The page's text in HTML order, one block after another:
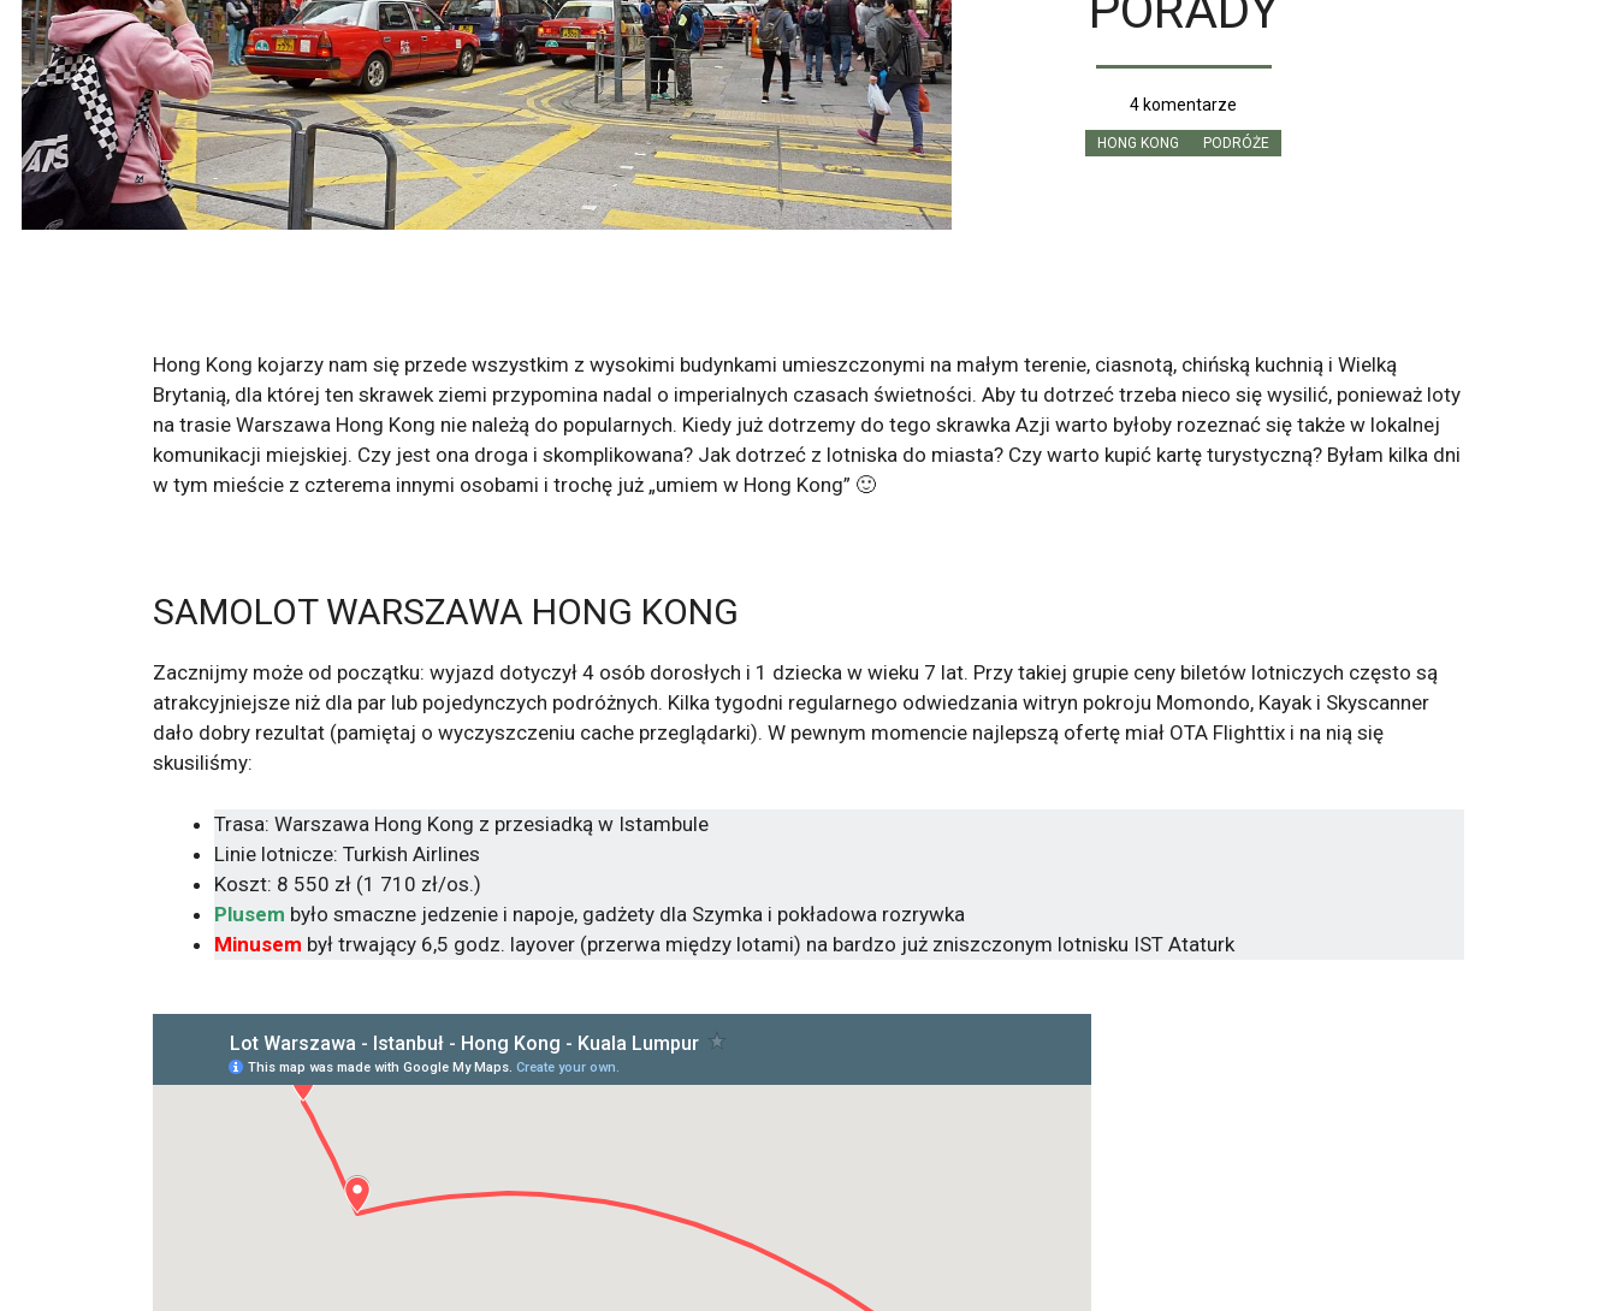
4 komentarze
HONG KONG PODRÓŻE
Hong Kong kojarzy nam się przede wszystkim z wysokimi budynkami umieszczonymi na małym terenie, ciasnotą, chińską kuchnią i Wielką
Brytanią, dla której ten skrawek ziemi przypomina nadal o imperialnych czasach świetności. Aby tu dotrzeć trzeba nieco się wysilić, ponieważ loty
na trasie Warszawa Hong Kong nie należą do popularnych. Kiedy już dotrzemy do tego skrawka Azji warto byłoby rozeznać się także w lokalnej
komunikacji miejskiej. Czy jest ona droga i skomplikowana? Jak dotrzeć z lotniska do miasta? Czy warto kupić kartę turystyczną? Byłam kilka dni
w tym mieście z czterema innymi osobami i trochę już „umiem w Hong Kong” 🙂
SAMOLOT WARSZAWA HONG KONG
Zacznijmy może od początku: wyjazd dotyczył 4 osób dorosłych i 1 dziecka w wieku 7 lat. Przy takiej grupie ceny biletów lotniczych często są
atrakcyjniejsze niż dla par lub pojedynczych podróżnych. Kilka tygodni regularnego odwiedzania witryn pokroju Momondo, Kayak i Skyscanner
dało dobry rezultat (pamiętaj o wyczyszczeniu cache przeglądarki). W pewnym momencie najlepszą ofertę miał OTA Flighttix i na nią się
skusiliśmy:
Trasa: Warszawa Hong Kong z przesiadką w Istambule
Linie lotnicze: Turkish Airlines
Koszt: 8 550 zł (1 710 zł/os.)
Plusem było smaczne jedzenie i napoje, gadżety dla Szymka i pokładowa rozrywka
Minusem był trwający 6,5 godz. layover (przerwa między lotami) na bardzo już zniszczonym lotnisku IST Ataturk